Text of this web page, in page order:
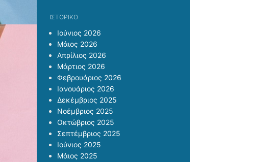
ΙΣΤΟΡΙΚΌ
Ιούνιος 2026
Μάιος 2026
Απρίλιος 2026
Μάρτιος 2026
Φεβρουάριος 2026
Ιανουάριος 2026
Δεκέμβριος 2025
Νοέμβριος 2025
Οκτώβριος 2025
Σεπτέμβριος 2025
Ιούνιος 2025
Μάιος 2025